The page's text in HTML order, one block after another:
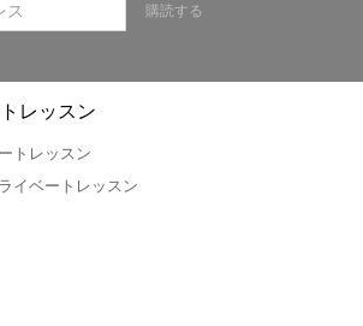
購読する
レッスン
トレッスン
イベートレッスン